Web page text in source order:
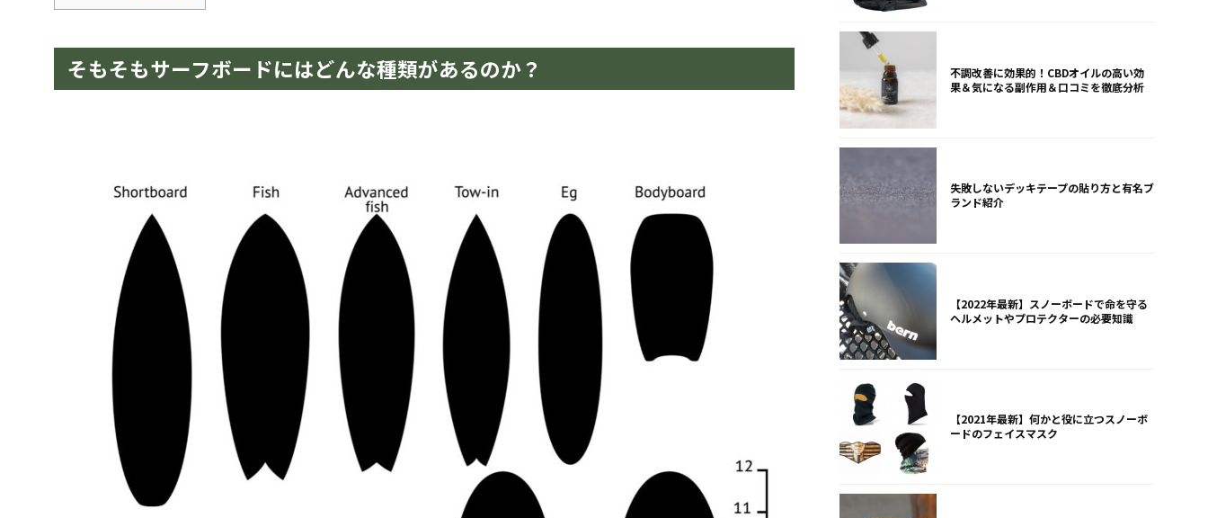
そもそもサーフボードにはどんな種類があるのか？
不調改善に効果的！CBDオイルの高い効
果＆気になる副作用＆口コミを徹底分析
失敗しないデッキテープの貼り方と有名ブ
ランド紹介
【2022年最新】スノーボードで命を守る
ヘルメットやプロテクターの必要知識
【2021年最新】何かと役に立つスノーボ
ードのフェイスマスク